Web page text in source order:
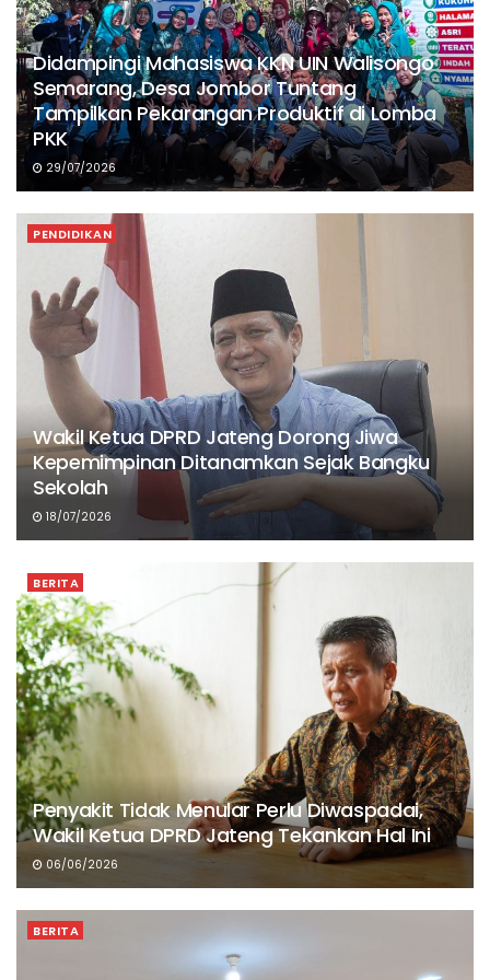
Didampingi Mahasiswa KKN UIN Walisongo
Semarang, Desa Jombor Tuntang
Tampilkan Pekarangan Produktif di Lomba
PKK
29/07/2026
PENDIDIKAN
Wakil Ketua DPRD Jateng Dorong Jiwa
Kepemimpinan Ditanamkan Sejak Bangku
Sekolah
18/07/2026
BERITA
Penyakit Tidak Menular Perlu Diwaspadai,
Wakil Ketua DPRD Jateng Tekankan Hal Ini
06/06/2026
BERITA